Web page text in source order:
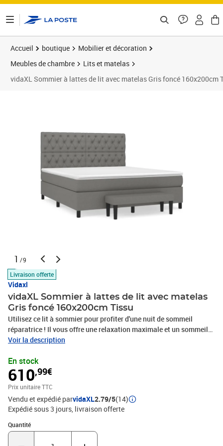
Accueil boutique
Mobilier et décoration
Meubles de chambre
Lits et matelas
vidaXL Sommier à lattes de lit avec matelas Gris foncé 160x200cm
1 /9
Livraison offerte
Vidaxl
vidaXL Sommier à lattes de lit avec matelas
Gris foncé 160x200cm Tissu
Utilisez ce lit à sommier pour profiter d'une nuit de sommeil
réparatrice ! Il vous offre une relaxation maximale et un sommeil
agréable. Tissu durable : le tissu présente un aspect simple et
est réglable en hauteur selon vos préférences. La tête de lit vous
offre un excellent soutien du dos lorsque vous êtes assis dans
votre lit pour lire ou regarder la télévision.Matelas à ressorts
ensachés : le ressort ensaché individuel intégré est connu pour sa
très haute qualité tout en assurant un haut niveau de durabilité et
d'adaptabilité. Il peut absorber efficacement le bruit et les chocs
causés par les sauts et les rotations.Support moyen-dur : ce
matelas de lit offre une stabilité accrue et juste le niveau de
Voir la description
En stock
610,99€
Prix unitaire TTC
Vendu et expédié parvidaXL2.79/5(14)
Expédié sous 3 jours livraison offerte
Quantité
Quantité : 1